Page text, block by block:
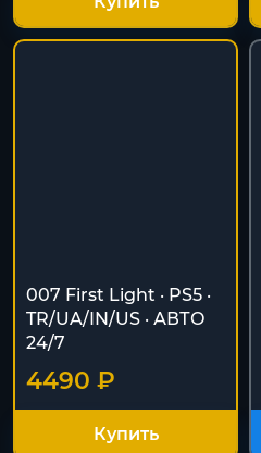
007 First Light · PS5 ·
TR/UA/IN/US · АВТО
24/7
4490 ₽
Купить